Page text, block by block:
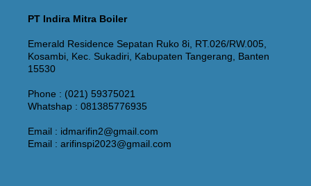
PT Indira Mitra Boiler
Emerald Residence Sepatan Ruko 8i, RT.026/RW.005,
Kosambi, Kec. Sukadiri, Kabupaten Tangerang, Banten
15530
Phone : (021) 59375021
Whatshap : 081385776935
Email : idmarifin2@gmail.com
Email : arifinspi2023@gmail.com